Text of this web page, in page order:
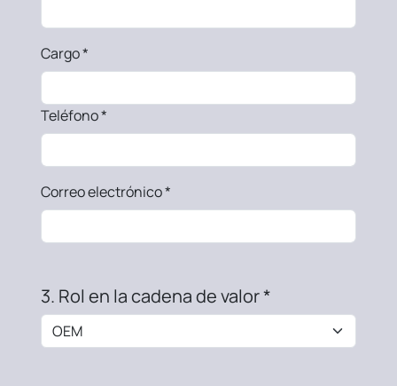
Cargo *
Teléfono *
Correo electrónico *
3. Rol en la cadena de valor *